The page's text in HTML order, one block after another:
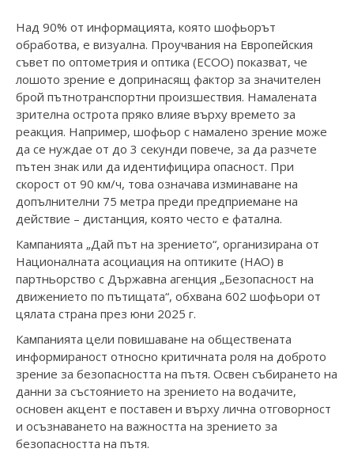
Над 90% от информацията, която шофьорът
обработва, е визуална. Проучвания на Европейския
съвет по оптометрия и оптика (ECOO) показват, че
лошото зрение е допринасящ фактор за значителен
брой пътнотранспортни произшествия. Намалената
зрителна острота пряко влияе върху времето за
реакция. Например, шофьор с намалено зрение може
да се нуждае от до 3 секунди повече, за да разчете
пътен знак или да идентифицира опасност. При
скорост от 90 км/ч, това означава изминаване на
допълнителни 75 метра преди предприемане на
действие – дистанция, която често е фатална.
Кампанията „Дай път на зрението“, организирана от
Националната асоциация на оптиките (НАО) в
партньорство с Държавна агенция „Безопасност на
движението по пътищата“, обхвана 602 шофьори от
цялата страна през юни 2025 г.
Кампанията цели повишаване на обществената
информираност относно критичната роля на доброто
зрение за безопасността на пътя. Освен събирането на
данни за състоянието на зрението на водачите,
основен акцент е поставен и върху лична отговорност
и осъзнаването на важността на зрението за
безопасността на пътя.